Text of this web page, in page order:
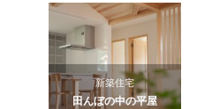
新築住宅
田んぼの中の平屋